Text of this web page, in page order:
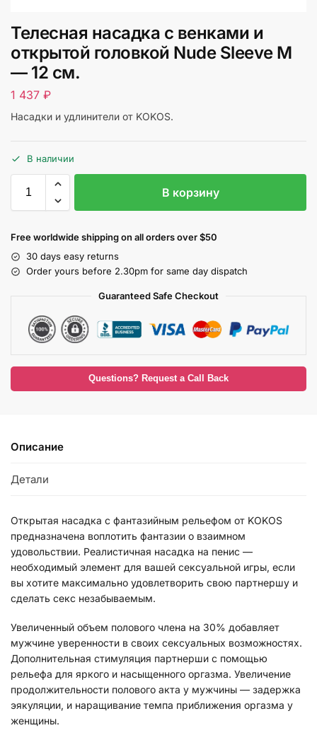
Телесная насадка с венками и
открытой головкой Nude Sleeve M
— 12 см.
1 437 ₽
Насадки и удлинители от KOKOS.
В наличии
В корзину
Free worldwide shipping on all orders over $50
30 days easy returns
Order yours before 2.30pm for same day dispatch
Guaranteed Safe Checkout
Questions? Request a Call Back
Описание
Детали
Открытая насадка с фантазийным рельефом от KOKOS
предназначена воплотить фантазии о взаимном
удовольствии. Реалистичная насадка на пенис —
необходимый элемент для вашей сексуальной игры, если
вы хотите максимально удовлетворить свою партнершу и
сделать секс незабываемым.
Увеличенный объем полового члена на 30% добавляет
мужчине уверенности в своих сексуальных возможностях.
Дополнительная стимуляция партнерши с помощью
рельефа для яркого и насыщенного оргазма. Увеличение
продолжительности полового акта у мужчины — задержка
эякуляции, и наращивание темпа приближения оргазма у
женщины.